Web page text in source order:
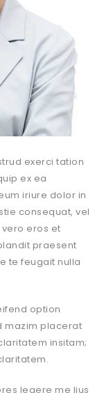
exerci tation
ex ea
iriure dolor in
consequat, vel
eros et
praesent
te feugait nulla
option
mazim placerat
insitam;
legere me lius